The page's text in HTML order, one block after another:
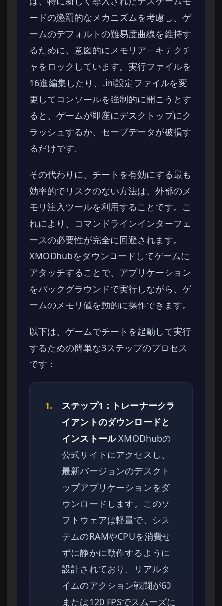
ードの懲罰的なメカニズムを考慮し、ゲ
ームのデフォルトの難易度曲線を維持す
るために、意図的にメモリアーキテクチ
ャをロックしています。実行ファイルを
16進編集したり、.ini設定ファイルを変
更してコンソールを強制的に開こうとす
ると、ゲームが即座にデスクトップにク
ラッシュするか、セーブデータが破損す
るだけです。
その代わりに、チートを有効にする最も
効率的でリスクのない方法は、外部のメ
モリ注入ツールを利用することです。こ
れにより、コマンドラインインターフェ
ースの必要性が完全に回避されます。
XMODhubをダウンロードしてゲームに
アタッチすることで、アプリケーション
をバックグラウンドで実行しながら、ゲ
ームのメモリ値を動的に操作できます。
以下は、ゲームでチートを起動して実行
するための簡単な3ステップのプロセス
です：
1.
ステップ1：トレーナークラ
イアントのダウンロードと
インストールXMODhubの
公式サイトにアクセスし、
最新バージョンのデスクト
ップアプリケーションをダ
ウンロードします。このソ
フトウェアは軽量で、シス
テムのRAMやCPUを消費せ
ずに静かに動作するように
設計されており、リアルタ
イムのアクション戦闘が60
または120 FPSでスムーズに